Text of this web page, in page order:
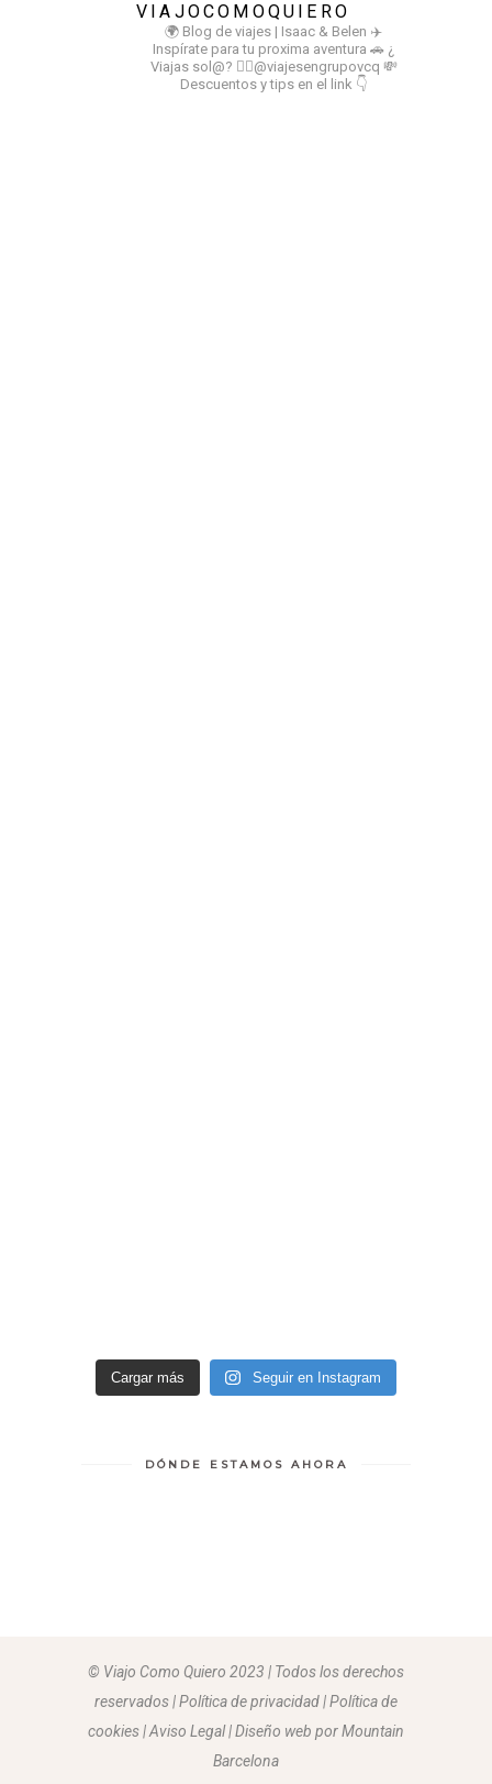
VIAJOCOMOQUIERO
🌍 Blog de viajes | Isaac & Belen ✈️
Inspírate para tu proxima aventura 🚗 ¿
Viajas sol@? 👉🏻@viajesengrupovcq 💸
Descuentos y tips en el link 👇
Cargar más Seguir en Instagram
DÓNDE ESTAMOS AHORA
© Viajo Como Quiero 2023 | Todos los derechos
reservados | Política de privacidad | Política de
cookies | Aviso Legal |Diseño web por Mountain
Barcelona